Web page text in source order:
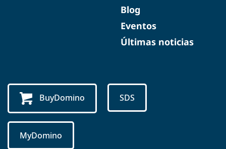
Blog
Eventos
Últimas noticias
BuyDomino SDS
MyDomino